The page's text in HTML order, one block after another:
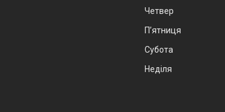
Четвер
Пʼятниця
Субота
Неділя